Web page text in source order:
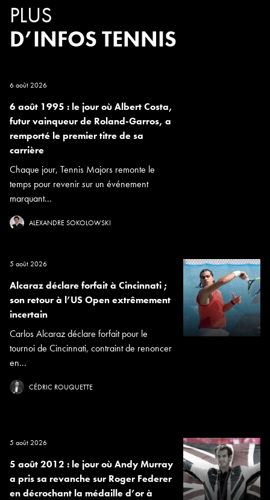
PLUS
D’INFOS TENNIS
6 août 2026
6 août 1995 : le jour où Albert Costa,
futur vainqueur de Roland-Garros, a
remporté le premier titre de sa
carrière
Chaque jour, Tennis Majors remonte le
temps pour revenir sur un événement
marquant...
ALEXANDRE SOKOLOWSKI
5 août 2026
Alcaraz déclare forfait à Cincinnati ;
son retour à l’US Open extrêmement
incertain
Carlos Alcaraz déclare forfait pour le
tournoi de Cincinnati, contraint de renoncer
en...
CÉDRIC ROUQUETTE
5 août 2026
5 août 2012 : le jour où Andy Murray
a pris sa revanche sur Roger Federer
en décrochant la médaille d’or à